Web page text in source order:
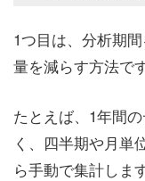
1つ目は、分析期
量を減らす方法です
たとえば、1年間
く、四半期や月単
ら手動で集計します